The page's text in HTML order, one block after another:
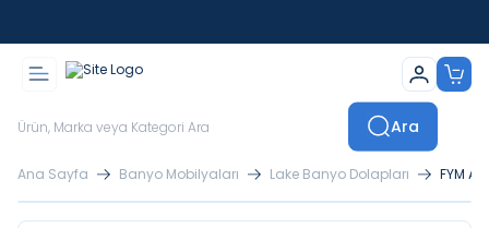
Ara
Ana Sayfa Banyo Mobilyaları Lake Banyo Dolapları FYM